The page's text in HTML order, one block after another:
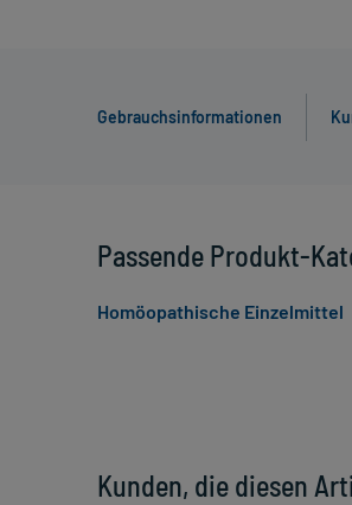
Gebrauchsinformationen
Kunden, die diesen
Passende Produkt-
Homöopathische Einzelmittel